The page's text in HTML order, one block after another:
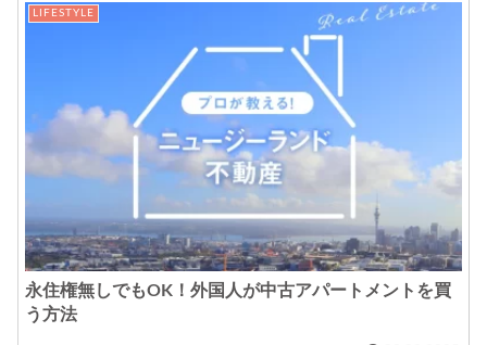
LIFESTYLE
永住権無しでもOK！外国人が中古アパートメントを買
う方法